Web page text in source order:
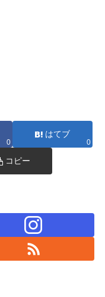
0
はてブ
0
コピー